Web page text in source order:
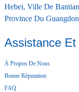
Hebei, Ville De
Province Du
Assistance
À Propos De Nous
Bonne Réputation
FAQ